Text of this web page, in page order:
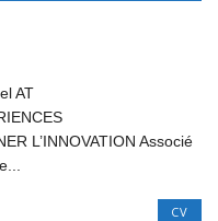
AT
L’INNOVATION Associé
CV